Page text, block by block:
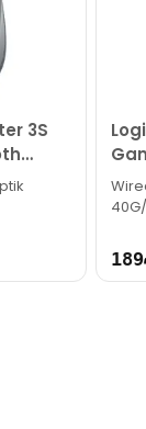
saatlarında
suallarınızı
nömrəmizə
3S
189